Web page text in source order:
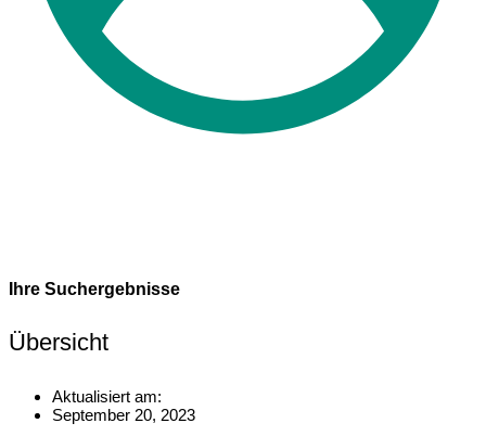
Ihre Suchergebnisse
Übersicht
Aktualisiert am:
September 20, 2023